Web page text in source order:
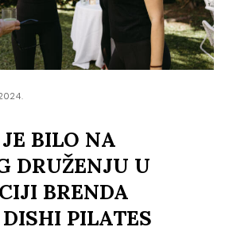
BILO NA
DRUŽENJU U
BRENDA
PILATES